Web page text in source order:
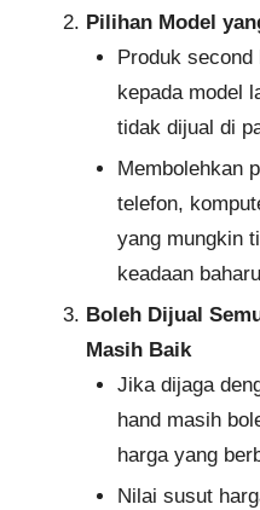
Pilihan Model
Produk
kepada model
tidak dijual di
Membolehkan
telefon,
yang mungkin
keadaan
Boleh Dijual
Masih Baik
Jika dijaga
hand masih
harga yang
Nilai susut